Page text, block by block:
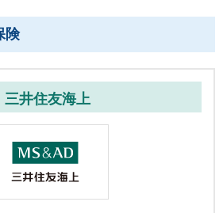
険
三井住友海上